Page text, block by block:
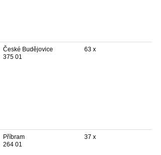
České Budějovice
375 01
63 x
Příbram
264 01
37 x